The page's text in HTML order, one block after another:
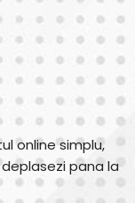
online simplu,
pana la